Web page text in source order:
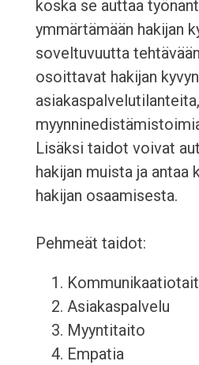
koska se auttaa
ymmärtämään hakijan
soveltuvuutta
osoittavat hakijan
asiakaspalvelutilanteita,
Lisäksi taidot voivat
hakijan muista ja antaa
hakijan osaamisesta.
Pehmeät taidot:
Asiakaspalvelu
Myyntitaito
Empatia